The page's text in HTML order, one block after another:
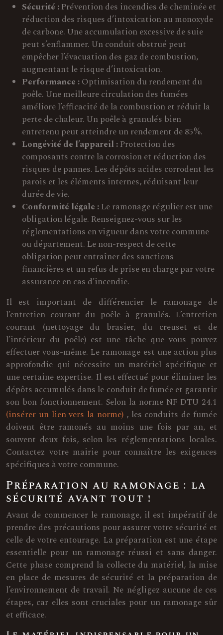
Sécurité :Prévention des incendies de cheminée et
réduction des risques d’intoxication au monoxyde
de carbone. Une accumulation excessive de suie
peut s’enflammer. Un conduit obstrué peut
empêcher l’évacuation des gaz de combustion,
augmentant le risque d’intoxication.
Performance :Optimisation du rendement du
poêle. Une meilleure circulation des fumées
améliore l’efficacité de la combustion et réduit la
perte de chaleur. Un poêle à granulés bien
entretenu peut atteindre un rendement de 85%.
Longévité de l’appareil :Protection des
composants contre la corrosion et réduction des
risques de pannes. Les dépôts acides corrodent les
parois et les éléments internes, réduisant leur
durée de vie.
Conformité légale :Le ramonage régulier est une
obligation légale. Renseignez-vous sur les
réglementations en vigueur dans votre commune
ou département. Le non-respect de cette
obligation peut entraîner des sanctions
financières et un refus de prise en charge par votre
assurance en cas d’incendie.
Il est important de différencier le ramonage de
l’entretien courant du poêle à granulés. L’entretien
courant (nettoyage du brasier, du creuset et de
l’intérieur du poêle) est une tâche que vous pouvez
effectuer vous-même. Le ramonage est une action plus
approfondie qui nécessite un matériel spécifique et
une certaine expertise. Il est effectué pour éliminer les
dépôts accumulés dans le conduit de fumée et garantir
son bon fonctionnement. Selon la norme NF DTU 24.1
(insérer un lien vers la norme) , les conduits de fumée
doivent être ramonés au moins une fois par an, et
souvent deux fois, selon les réglementations locales.
Contactez votre mairie pour connaître les exigences
spécifiques à votre commune.
Préparation au ramonage : la
sécurité avant tout !
Avant de commencer le ramonage, il est impératif de
prendre des précautions pour assurer votre sécurité et
celle de votre entourage. La préparation est une étape
essentielle pour un ramonage réussi et sans danger.
Cette phase comprend la collecte du matériel, la mise
en place de mesures de sécurité et la préparation de
l’environnement de travail. Ne négligez aucune de ces
étapes, car elles sont cruciales pour un ramonage sûr
et efficace.